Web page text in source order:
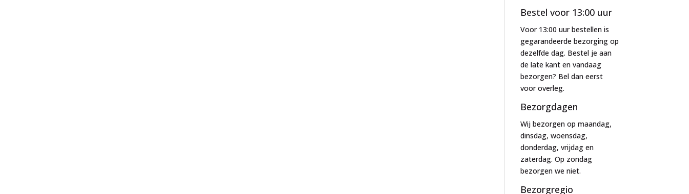
Bestel voor 13:00 uur
Voor 13:00 uur bestellen is
gegarandeerde bezorging op
dezelfde dag. Bestel je aan
de late kant en vandaag
bezorgen? Bel dan eerst
voor overleg.
Bezorgdagen
Wij bezorgen op maandag,
dinsdag, woensdag,
donderdag, vrijdag en
zaterdag. Op zondag
bezorgen we niet.
Bezorgregio